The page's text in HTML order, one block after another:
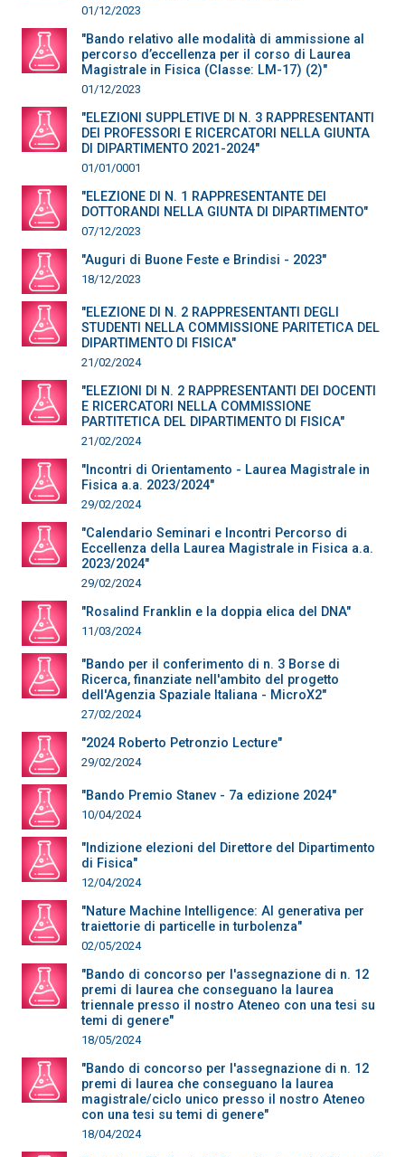
01/12/2023
"Bando relativo alle modalità di ammissione al
percorso d’eccellenza per il corso di Laurea
Magistrale in Fisica (Classe: LM-17) (2)"
01/12/2023
"ELEZIONI SUPPLETIVE DI N. 3 RAPPRESENTANTI
DEI PROFESSORI E RICERCATORI NELLA GIUNTA
DI DIPARTIMENTO 2021-2024"
01/01/0001
"ELEZIONE DI N. 1 RAPPRESENTANTE DEI
DOTTORANDI NELLA GIUNTA DI DIPARTIMENTO"
07/12/2023
"Auguri di Buone Feste e Brindisi - 2023"
18/12/2023
"ELEZIONE DI N. 2 RAPPRESENTANTI DEGLI
STUDENTI NELLA COMMISSIONE PARITETICA DEL
DIPARTIMENTO DI FISICA"
21/02/2024
"ELEZIONI DI N. 2 RAPPRESENTANTI DEI DOCENTI
E RICERCATORI NELLA COMMISSIONE
PARTITETICA DEL DIPARTIMENTO DI FISICA"
21/02/2024
"Incontri di Orientamento - Laurea Magistrale in
Fisica a.a. 2023/2024"
29/02/2024
"Calendario Seminari e Incontri Percorso di
Eccellenza della Laurea Magistrale in Fisica a.a.
2023/2024"
29/02/2024
"Rosalind Franklin e la doppia elica del DNA"
11/03/2024
"Bando per il conferimento di n. 3 Borse di
Ricerca, finanziate nell'ambito del progetto
dell'Agenzia Spaziale Italiana - MicroX2"
27/02/2024
"2024 Roberto Petronzio Lecture"
29/02/2024
"Bando Premio Stanev - 7a edizione 2024"
10/04/2024
"Indizione elezioni del Direttore del Dipartimento
di Fisica"
12/04/2024
"Nature Machine Intelligence: AI generativa per
traiettorie di particelle in turbolenza"
02/05/2024
"Bando di concorso per l'assegnazione di n. 12
premi di laurea che conseguano la laurea
triennale presso il nostro Ateneo con una tesi su
temi di genere"
18/05/2024
"Bando di concorso per l'assegnazione di n. 12
premi di laurea che conseguano la laurea
magistrale/ciclo unico presso il nostro Ateneo
con una tesi su temi di genere"
18/04/2024